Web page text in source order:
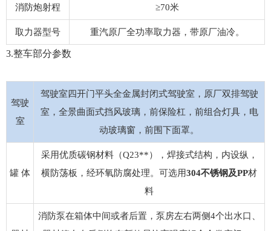
消防炮射程 ≥70米
取力器型号 重汽原厂全功率取力器，带原厂油冷。
3.整车部分参数
驾驶
室
驾驶室四开门平头全金属封闭式驾驶室，原厂双排驾驶
室，全景曲面式挡风玻璃，前保险杠，前组合灯具，电
动玻璃窗，前围下面罩。
罐 体
采用优质碳钢材料（Q23**），焊接式结构，内设纵，
横防荡板，经环氧防腐处理。可选用304不锈钢及PP材
料
消防泵在箱体中间或者后置，泵房左右两侧4个出水口、